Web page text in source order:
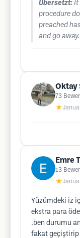
Übersetzt: It
procedure
preached
and go
Oktay
73
★
Emre
13
★
Yüzümdeki iz
ekstra para
.ben durumu
fakat geçiştirip